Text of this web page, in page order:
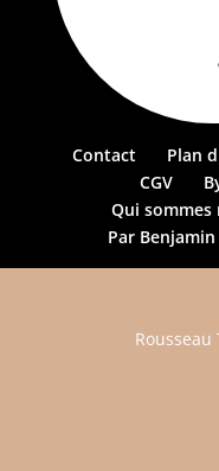
Contact Plan
CGV
Qui sommes
Par